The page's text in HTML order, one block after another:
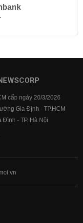
cấp ngày 20/3/2026
Gia Định - TP.HCM
Đình - TP. Hà Nội